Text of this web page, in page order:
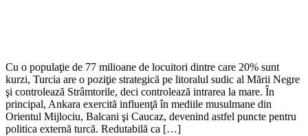
Cu o populaţie de 77 milioane de locuitori dintre care 20% sunt
kurzi, Turcia are o poziţie strategică pe litoralul sudic al Mării Negre
şi controlează Strâmtorile, deci controlează intrarea la mare. În
principal, Ankara exercită influenţă în mediile musulmane din
Orientul Mijlociu, Balcani şi Caucaz, devenind astfel puncte pentru
politica externă turcă. Redutabilă ca […]